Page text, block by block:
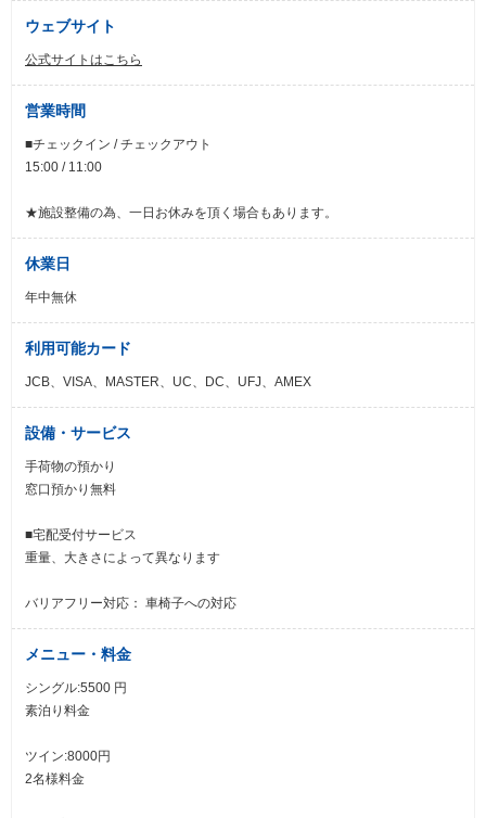
ウェブサイト
公式サイトはこちら
営業時間
■チェックイン / チェックアウト
15:00 / 11:00
★施設整備の為、一日お休みを頂く場合もあります。
休業日
年中無休
利用可能カード
JCB、VISA、MASTER、UC、DC、UFJ、AMEX
設備・サービス
手荷物の預かり
窓口預かり無料
■宅配受付サービス
重量、大きさによって異なります
バリアフリー対応： 車椅子への対応
メニュー・料金
シングル:5500 円
素泊り料金
ツイン:8000円
2名様料金